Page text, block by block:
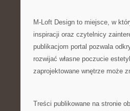
M-Loft Design to miejsce, w
inspiracji oraz czytelnicy
publikacjom portal pozwala
rozwijać własne poczucie
zaprojektowane wnętrze może
Treści publikowane na stronie